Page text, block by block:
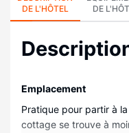
DE L'HÔTEL
DE
Emplacement
Pratique pour partir à
cottage se trouve à